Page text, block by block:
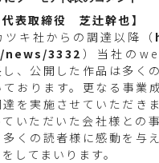
代表取締役 芝辻幹也】
ツキ社からの調達以降（
3332 ）当社の
、公開した作品は多く
おります。更なる事業
達を実施させていただき
いただいた会社様との
くの読者様に感動を与
してまいります。